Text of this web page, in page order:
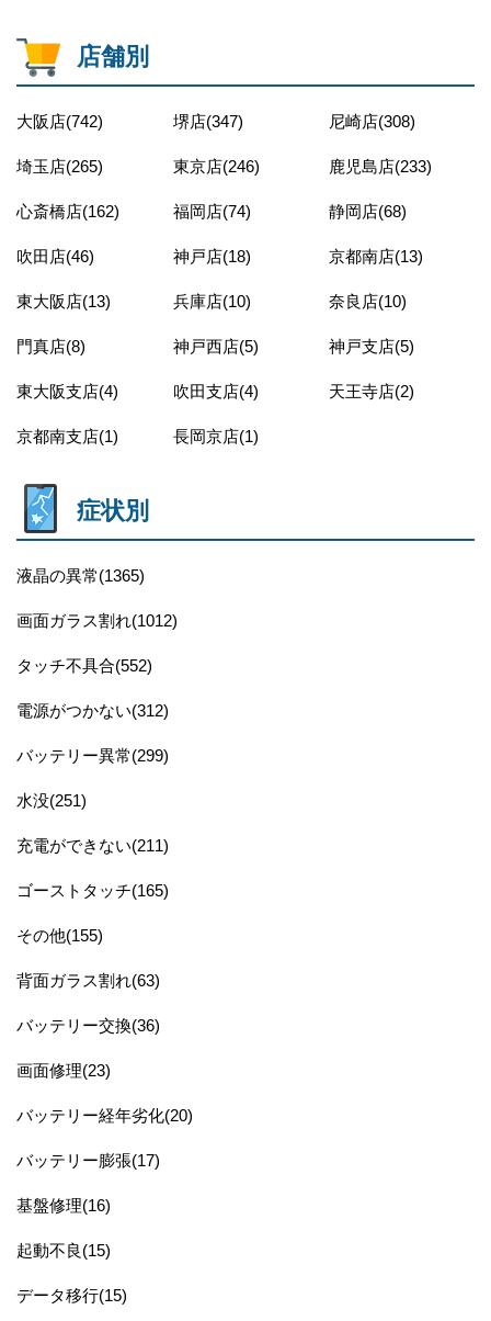
店舗別
大阪店(742) 堺店(347) 尼崎店(308)
埼玉店(265) 東京店(246) 鹿児島店(233)
心斎橋店(162) 福岡店(74) 静岡店(68)
吹田店(46) 神戸店(18) 京都南店(13)
東大阪店(13) 兵庫店(10) 奈良店(10)
門真店(8) 神戸西店(5) 神戸支店(5)
東大阪支店(4) 吹田支店(4) 天王寺店(2)
京都南支店(1) 長岡京店(1)
症状別
液晶の異常(1365)
画面ガラス割れ(1012)
タッチ不具合(552)
電源がつかない(312)
バッテリー異常(299)
水没(251)
充電ができない(211)
ゴーストタッチ(165)
その他(155)
背面ガラス割れ(63)
バッテリー交換(36)
画面修理(23)
バッテリー経年劣化(20)
バッテリー膨張(17)
基盤修理(16)
起動不良(15)
データ移行(15)